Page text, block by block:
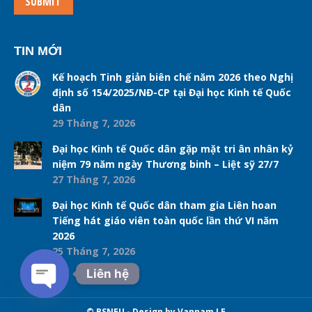
TIN MỚI
Kế hoạch Tinh giản biên chế năm 2026 theo Nghị
định số 154/2025/NĐ-CP tại Đại học Kinh tế Quốc
dân
29 Tháng 7, 2026
Đại học Kinh tế Quốc dân gặp mặt tri ân nhân kỷ
niệm 79 năm ngày Thương binh – Liệt sỹ 27/7
27 Tháng 7, 2026
Đại học Kinh tế Quốc dân tham gia Liên hoan
Tiếng hát giáo viên toàn quốc lần thứ VI năm
2026
25 Tháng 7, 2026
Liên hệ